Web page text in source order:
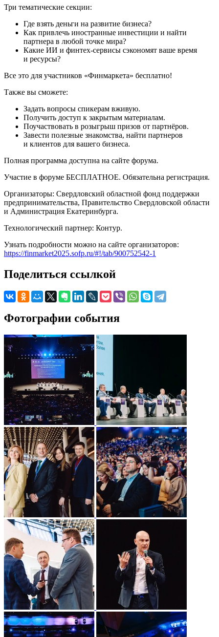
Три тематические секции:
Где взять деньги на развитие бизнеса?
Как привлечь иностранные инвестиции и найти
партнера в любой точке мира?
Какие ИИ и финтех-сервисы сэкономят ваше время
и ресурсы?
Все это для участников «Финмаркета» бесплатно!
Также вы сможете:
Задать вопросы спикерам вживую.
Получить доступ к закрытым материалам.
Поучаствовать в розыгрыш призов от партнёров.
Завести полезные знакомства, найти партнеров
и клиентов для вашего бизнеса.
Полная программа доступна на сайте форума.
Участие в форуме БЕСПЛАТНОЕ. Обязательна регистрация.
Организаторы: Свердловский областной фонд поддержки
предпринимательства, Правительство Свердловской области
и Администрация Екатеринбурга.
Технологический партнер: Контур.
Узнать подробности можно на сайте организаторов:
https://finmarket2025.sofp.ru/#!/tab/900752542-1
Поделиться ссылкой
Фотографии события